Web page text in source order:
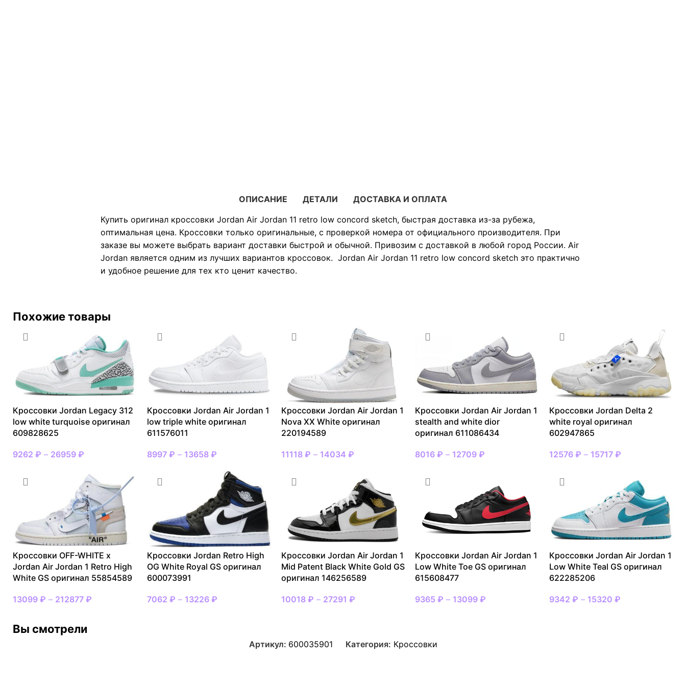
ОПИСАНИЕ ДЕТАЛИ
ДОСТАВКА И ОПЛАТА
Купить оригинал кроссовки Jordan Air Jordan 11 retro low concord sketch, быстрая доставка из-за рубежа,
оптимальная цена. Кроссовки только оригинальные, с проверкой номера от официального производителя. При
заказе вы можете выбрать вариант доставки быстрой и обычной. Привозим с доставкой в любой город России. Air
Jordan является одним из лучших вариантов кроссовок. Jordan Air Jordan 11 retro low concord sketch это практично
и удобное решение для тех кто ценит качество.
Похожие товары
Кроссовки Jordan Legacy 312
low white turquoise оригинал
609828625
9262 ₽ – 26959 ₽
Кроссовки Jordan Air Jordan 1
low triple white оригинал
611576011
8997 ₽ – 13658 ₽
Кроссовки Jordan Air Jordan 1
Nova XX White оригинал
220194589
11118 ₽ – 14034 ₽
Кроссовки Jordan Air Jordan 1
stealth and white dior
оригинал 611086434
8016₽ – 12709₽
Кроссовки Jordan Delta 2
white royal оригинал
602947865
12576₽ – 15717₽
Кроссовки OFF-WHITE x
Jordan Air Jordan 1 Retro High
White GS оригинал 55854589
13099 ₽ – 212877 ₽
Кроссовки Jordan Retro High
OG White Royal GS оригинал
600073991
7062 ₽ – 13226 ₽
Кроссовки Jordan Air Jordan 1
Mid Patent Black White Gold GS
оригинал 146256589
10018 ₽ – 27291 ₽
Кроссовки Jordan Air Jordan 1
Low White Toe GS оригинал
615608477
9365₽ – 13099₽
Кроссовки Jordan Air Jordan 1
Low White Teal GS оригинал
622285206
9342₽ – 15320₽
Вы смотрели
Артикул: 600035901 Категория: Кроссовки